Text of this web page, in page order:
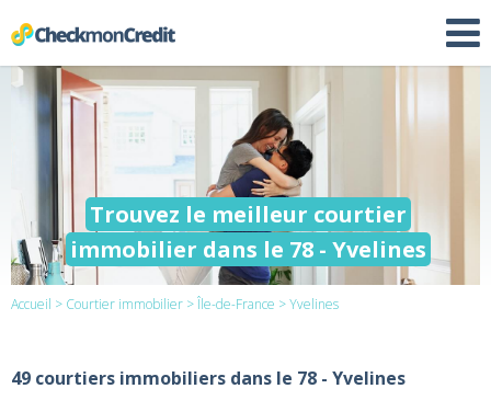
Trouvez le meilleur courtier
immobilier dans le 78 - Yvelines
Accueil > Courtier immobilier >Île-de-France > Yvelines
49 courtiers immobiliers dans le 78 - Yvelines